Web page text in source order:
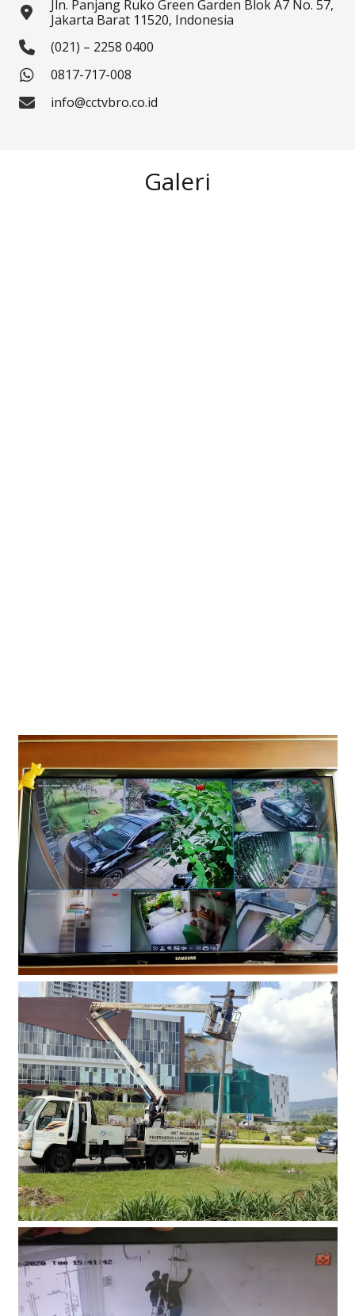
Jln. Panjang Ruko Green Garden Blok A7 No. 57,
Jakarta Barat 11520, Indonesia
(021) – 2258 0400
0817-717-008
info@cctvbro.co.id
Galeri